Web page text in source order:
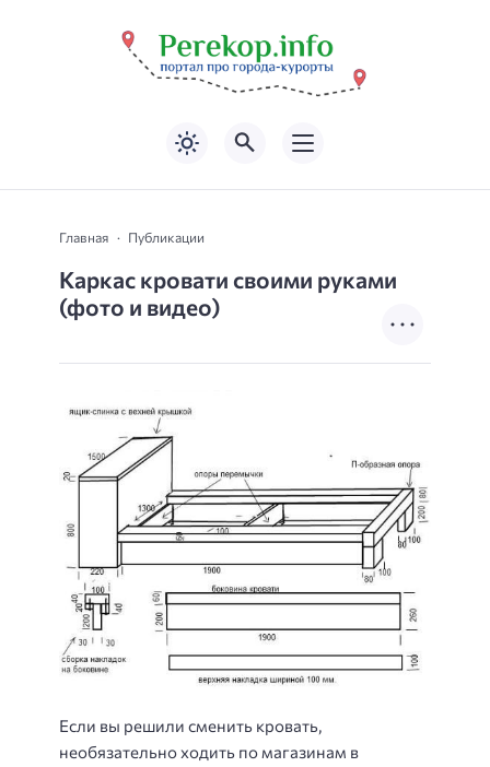
Главная Публикации
Каркас кровати своими руками
(фото и видео)
Если вы решили сменить кровать,
необязательно ходить по магазинам в